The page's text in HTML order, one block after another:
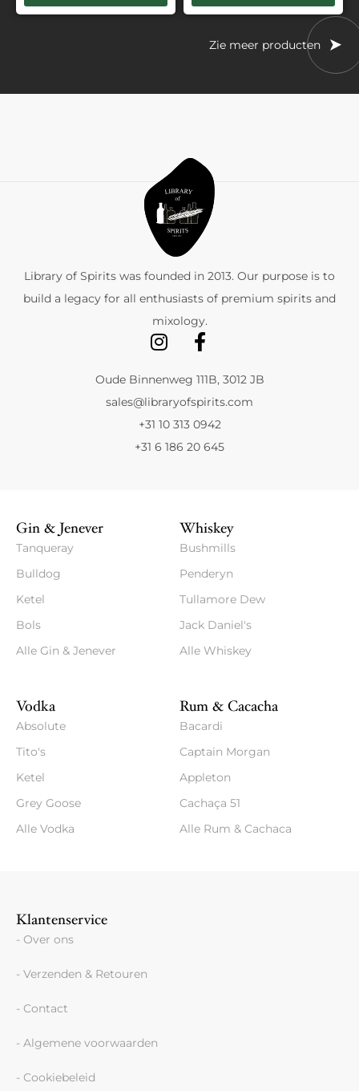
Zie meer producten
Library of Spirits was founded in 2013. Our purpose is to
build a legacy for all enthusiasts of premium spirits and
mixology.
Oude Binnenweg 111B, 3012 JB
sales@libraryofspirits.com
+31 10 313 0942
+31 6 186 20 645
Gin & Jenever
Tanqueray
Bulldog
Ketel
Bols
Alle Gin & Jenever
Whiskey
Bushmills
Penderyn
Tullamore Dew
Jack Daniel's
Alle Whiskey
Vodka
Absolute
Tito's
Ketel
Grey Goose
Alle Vodka
Rum & Cacacha
Bacardi
Captain Morgan
Appleton
Cachaça 51
Alle Rum & Cachaca
Klantenservice
- Over ons
- Verzenden & Retouren
- Contact
- Algemene voorwaarden
- Cookiebeleid